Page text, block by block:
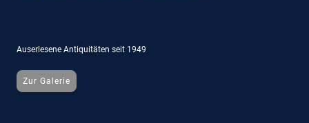
Auserlesene Antiquitäten seit 1949
Zur Galerie